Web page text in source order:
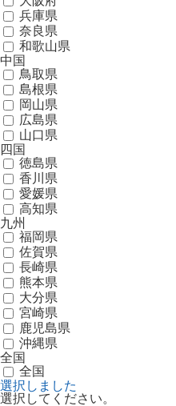
兵庫県
奈良県
和歌山県
中国
鳥取県
島根県
岡山県
広島県
山口県
四国
徳島県
香川県
愛媛県
高知県
九州
福岡県
佐賀県
長崎県
熊本県
大分県
宮崎県
鹿児島県
沖縄県
全国
全国
選択しました
選択してください。